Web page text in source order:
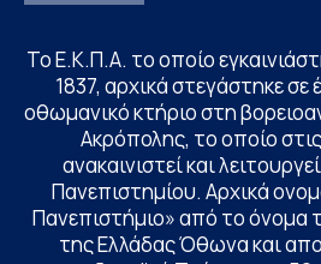
Το Ε.Κ.Π.Α. το οποίο
1837, αρχικά στεγάστηκε σε
οθωμανικό κτήριο στη
Ακρόπολης, το οποίο
ανακαινιστεί και
Πανεπιστημίου. Αρχικά
Πανεπιστήμιο» από το όνομα
της Ελλάδας Όθωνα και